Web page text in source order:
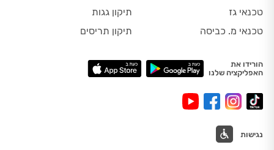
טכנאי גז
טכנאי מ. כביסה
תיקון גגות
תיקון תריסים
הורידו את
האפליקציה שלנו
נגישות